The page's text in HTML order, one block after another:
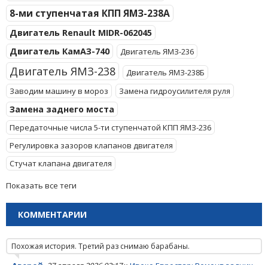
8-ми ступенчатая КПП ЯМЗ-238А
Двигатель Renault MIDR-062045
Двигатель КамАЗ-740
Двигатель ЯМЗ-236
Двигатель ЯМЗ-238
Двигатель ЯМЗ-238Б
Заводим машину в мороз
Замена гидроусилителя руля
Замена заднего моста
Передаточные числа 5-ти ступенчатой КПП ЯМЗ-236
Регулировка зазоров клапанов двигателя
Стучат клапана двигателя
Показать все теги
КОММЕНТАРИИ
Похожая история. Третий раз снимаю барабаны.